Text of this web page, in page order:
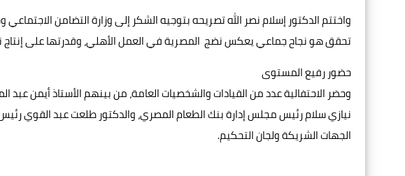
واختتم الدكتور إسلام نصر الله تصريحه بتوجيه الشكر إلى وزارة التضامن
تحقق هو نجاح جماعي يعكس نضج المصرية في العمل الأهلي، وقدرتها على إنتاج
حضور رفيع المستوى
وحضر الاحتفالية عدد من القيادات والشخصيات العامة، من بينهم الأستاذ أيمن عبد
نيازي سلام رئيس مجلس إدارة بنك الطعام المصري، والدكتور طلعت عبد القوي رئيس
الجهات الشريكة ولجان التحكيم.